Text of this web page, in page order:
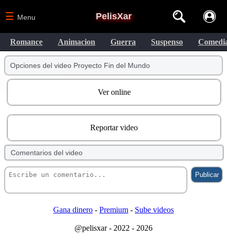
PelisXar
☰ Menu
Romance Animacion Guerra Suspenso
Opciones del video Proyecto Fin del Mundo
Ver online
Reportar video
Comentarios del video
Gana dinero- Premium- Sube videos
@pelisxar - 2022 - 2026